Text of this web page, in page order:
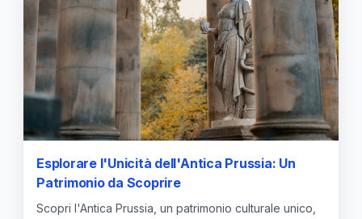
Esplorare l'Unicità dell'Antica Prussia: Un
Patrimonio da Scoprire
Scopri l'Antica Prussia, un patrimonio culturale unico,